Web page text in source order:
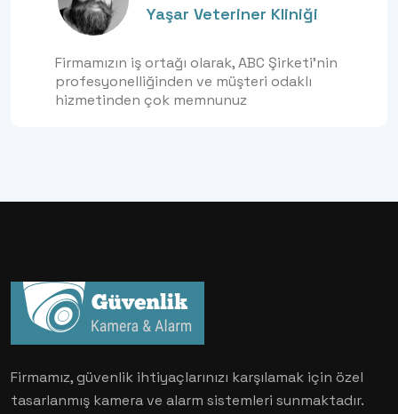
Yaşar Veteriner Kliniği
Firmamızın iş ortağı olarak, ABC Şirketi'nin
profesyonelliğinden ve müşteri odaklı
hizmetinden çok memnunuz
Firmamız, güvenlik ihtiyaçlarınızı karşılamak için özel
tasarlanmış kamera ve alarm sistemleri sunmaktadır.